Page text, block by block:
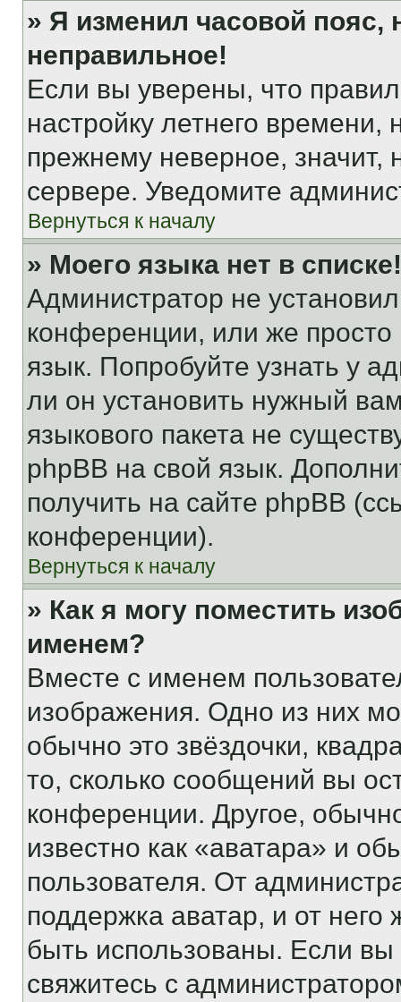
» Я изменил часовой пояс,
неправильное!
Если вы уверены, что
настройку летнего
прежнему неверное, значит,
сервере. Уведомите
Вернуться к началу
» Моего языка нет в списке!
Администратор не
конференции, или же
язык. Попробуйте узнать у
ли он установить нужный
языкового пакета не
phpBB на свой язык.
получить на сайте phpBB
конференции).
Вернуться к началу
» Как я могу поместить
именем?
Вместе с именем
изображения. Одно из них
обычно это звёздочки,
то, сколько сообщений вы
конференции. Другое,
известно как «аватара» и
пользователя. От
поддержка аватар, и от него
быть использованы. Если
свяжитесь с